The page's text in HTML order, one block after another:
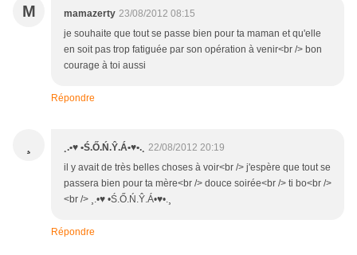
M mamazerty 23/08/2012 08:15
je souhaite que tout se passe bien pour ta maman et qu'elle
en soit pas trop fatiguée par son opération à venir<br /> bon
courage à toi aussi
Répondre
¸.•♥ •Ś.Ő.Ń.Ŷ.Á•♥•.¸ 22/08/2012 20:19
il y avait de très belles choses à voir<br /> j'espère que tout se
passera bien pour ta mère<br /> douce soirée<br /> ti bo<br />
<br /> ¸.•♥ •Ś.Ő.Ń.Ŷ.Á•♥•.¸
Répondre